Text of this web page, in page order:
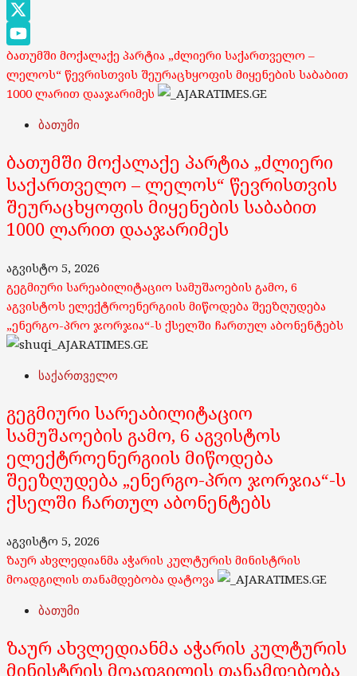
Google
Maps
X
YouTube
Channel
ბათუმში მოქალაქე პარტია „ძლიერი საქართველო –
ლელოს“ წევრისთვის შეურაცხყოფის მიყენების საბაბით
1000 ლარით დააჯარიმეს
ბათუმი
ბათუმში მოქალაქე პარტია „ძლიერი
საქართველო – ლელოს“ წევრისთვის
შეურაცხყოფის მიყენების საბაბით
1000 ლარით დააჯარიმეს
აგვისტო 5, 2026
გეგმიური სარეაბილიტაციო სამუშაოების გამო, 6
აგვისტოს ელექტროენერგიის მიწოდება შეეზღუდება
„ენერგო-პრო ჯორჯია“-ს ქსელში ჩართულ აბონენტებს
საქართველო
გეგმიური სარეაბილიტაციო
სამუშაოების გამო, 6 აგვისტოს
ელექტროენერგიის მიწოდება
შეეზღუდება „ენერგო-პრო ჯორჯია“-ს
ქსელში ჩართულ აბონენტებს
აგვისტო 5, 2026
ზაურ ახვლედიანმა აჭარის კულტურის მინისტრის
მოადგილის თანამდებობა დატოვა
ბათუმი
ზაურ ახვლედიანმა აჭარის კულტურის
მინისტრის მოადგილის თანამდებობა